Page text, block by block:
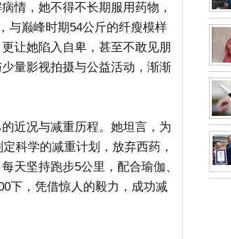
情，她不得不长期服用药物，
与巅峰时期54公斤的纤瘦模样
让她陷入自卑，甚至不敢见朋
量影视拍摄与公益活动，渐渐
近况与减重历程。她坦言，为
科学的减重计划，放弃西药，
天坚持跑步5公里，配合瑜伽、
下，凭借惊人的毅力，成功减